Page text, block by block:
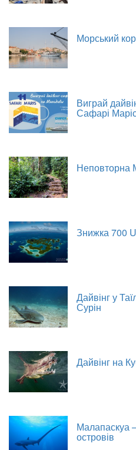
Морський
Виграй
Сафарі
Неповторна
Знижка 700
Дайвінг у
Сурін
Дайвінг на
Малапаскуа
островів